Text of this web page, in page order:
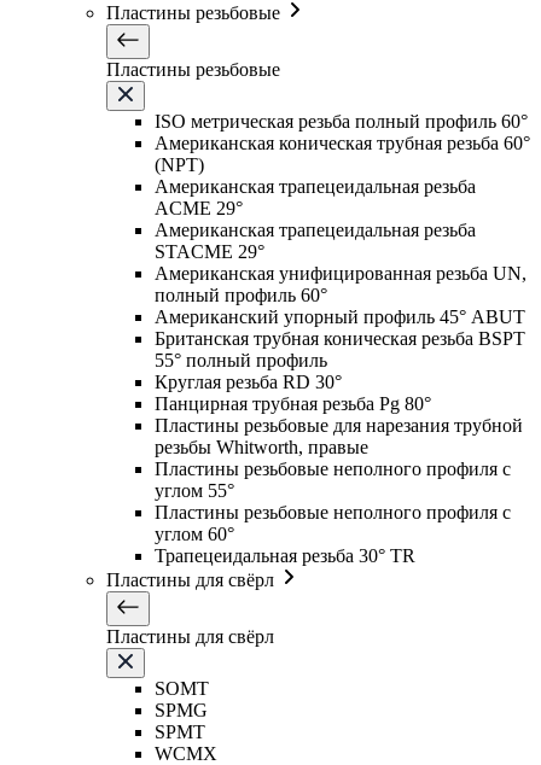
Пластины резьбовые
Пластины резьбовые
ISO метрическая резьба полный профиль 60°
Американская коническая трубная резьба 60°
(NPT)
Американская трапецеидальная резьба
ACME 29°
Американская трапецеидальная резьба
STACME 29°
Американская унифицированная резьба UN,
полный профиль 60°
Американский упорный профиль 45° ABUT
Британская трубная коническая резьба BSPT
55° полный профиль
Круглая резьба RD 30°
Панцирная трубная резьба Pg 80°
Пластины резьбовые для нарезания трубной
резьбы Whitworth, правые
Пластины резьбовые неполного профиля с
углом 55°
Пластины резьбовые неполного профиля с
углом 60°
Трапецеидальная резьба 30° TR
Пластины для свёрл
Пластины для свёрл
SOMT
SPMG
SPMT
WCMX